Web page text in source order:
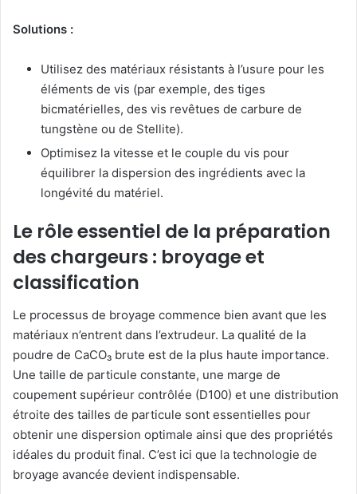
Solutions :
Utilisez des matériaux résistants à l’usure pour les
éléments de vis (par exemple, des tiges
bicmatérielles, des vis revêtues de carbure de
tungstène ou de Stellite).
Optimisez la vitesse et le couple du vis pour
équilibrer la dispersion des ingrédients avec la
longévité du matériel.
Le rôle essentiel de la préparation
des chargeurs : broyage et
classification
Le processus de broyage commence bien avant que les
matériaux n’entrent dans l’extrudeur. La qualité de la
poudre de CaCO₃ brute est de la plus haute importance.
Une taille de particule constante, une marge de
coupement supérieur contrôlée (D100) et une distribution
étroite des tailles de particule sont essentielles pour
obtenir une dispersion optimale ainsi que des propriétés
idéales du produit final. C’est ici que la technologie de
broyage avancée devient indispensable.